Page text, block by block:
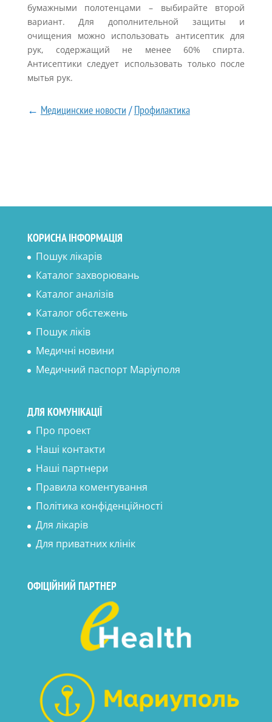
бумажными полотенцами – выбирайте второй
вариант. Для дополнительной защиты и
очищения можно использовать антисептик для
рук, содержащий не менее 60% спирта.
Антисептики следует использовать только после
мытья рук.
← Медицинские новости /Профилактика
КОРИСНА ІНФОРМАЦІЯ
Пошук лікарів
Каталог захворювань
Каталог аналізів
Каталог обстежень
Пошук ліків
Медичні новини
Медичний паспорт Маріуполя
ДЛЯ КОМУНІКАЦІЇ
Про проект
Наші контакти
Наші партнери
Правила коментування
Політика конфіденційності
Для лікарів
Для приватних клінік
ОФІЦІЙНИЙ ПАРТНЕР